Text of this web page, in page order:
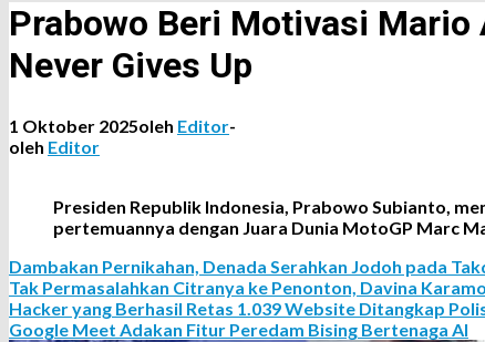
Prabowo Beri Motivasi Mario
Never Gives Up
1 Oktober 2025oleh Editor-
oleh Editor
Presiden Republik Indonesia, Prabowo Subianto,
pertemuannya dengan Juara Dunia MotoGP Marc
Dambakan Pernikahan, Denada Serahkan Jodoh pada
Tak Permasalahkan Citranya ke Penonton, Davina
Hacker yang Berhasil Retas 1.039 Website Ditangkap
Google Meet Adakan Fitur Peredam Bising Bertenaga AI